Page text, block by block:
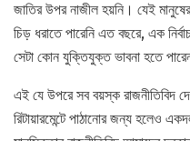
জাতির উপর নাজীল হয়নি। যেই
চিড় ধরাতে পারেনি এত বছরে, এক
সেটা কোন যুক্তিযুক্ত ভাবনা হতে
এই যে উপরে সব বয়স্ক রাজনীতিবিদ
রিটায়ারমেন্টে পাঠানোর জন্য হলেও